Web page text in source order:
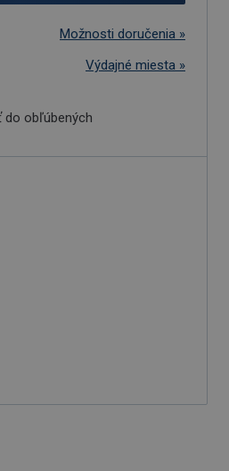
Možnosti doručenia »
Výdajné miesta »
do obľúbených